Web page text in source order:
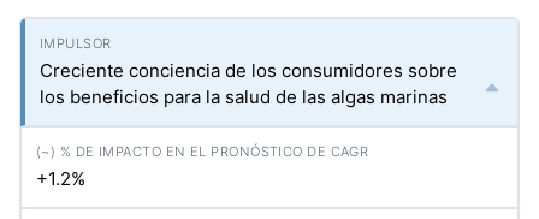
Creciente conciencia de los consumidores sobre
los beneficios para la salud de las algas marinas
+1.2%